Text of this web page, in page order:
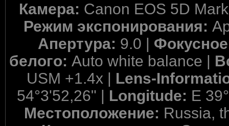
Камера: Canon EOS 5D
Режим экспонирования:
Апертура: 9.0 |
белого:Auto white balance |
USM +1.4x | Lens-
54°3'52,26" | Longitude: E
Местоположение: Russia,